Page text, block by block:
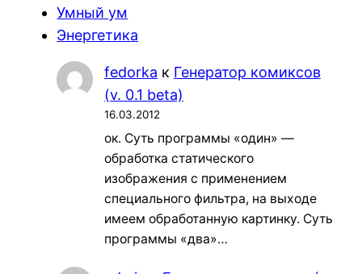
Умный ум
Энергетика
fedorka к Генератор комиксов
(v. 0.1 beta)
16.03.2012
ок. Суть программы «один» —
обработка статического
изображения с применением
специального фильтра, на выходе
имеем обработанную картинку. Суть
программы «два»…